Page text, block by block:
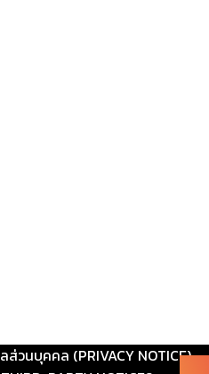
วนบุคคล (PRIVACY NOTICE)